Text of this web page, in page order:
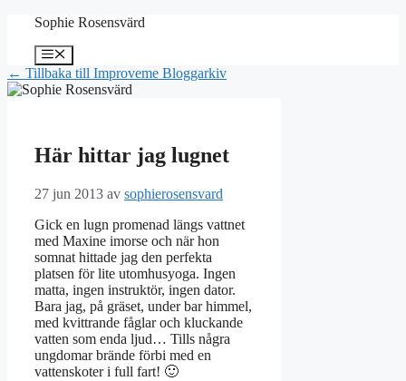
Hoppa
innehåll
Sophie Rosensvärd
Meny
← Tillbaka till Improveme Bloggarkiv
Här hittar jag lugnet
27 jun 2013 av sophierosensvard
Gick en lugn promenad längs vattnet
med Maxine imorse och när hon
somnat hittade jag den perfekta
platsen för lite utomhusyoga. Ingen
matta, ingen instruktör, ingen dator.
Bara jag, på gräset, under bar himmel,
med kvittrande fåglar och kluckande
vatten som enda ljud… Tills några
ungdomar brände förbi med en
vattenskoter i full fart! 🙂